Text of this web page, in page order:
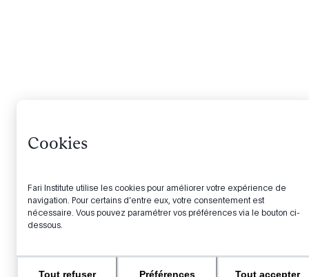
Cookies
Fari Institute utilise les cookies pour améliorer votre expérience de
navigation. Pour certains d’entre eux, votre consentement est
nécessaire. Vous pouvez paramétrer vos préférences via le bouton ci-
dessous.
Tout refuser Préférences Tout accepter